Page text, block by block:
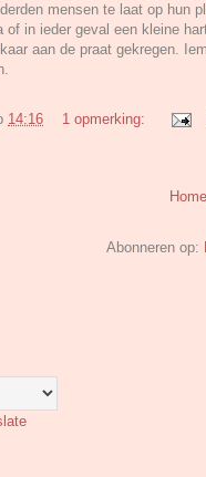
mensen te laat op hun
of in ieder geval een kleine
aan de praat gekregen.
14:16 1 opmerking:
Abonneren op: